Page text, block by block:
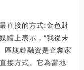
直接的方式:金色財
體上表示，“我從未
區塊鏈融資是企業家
接方式。它為當地